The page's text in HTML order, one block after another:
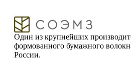
Один из крупнейших
формованного бумажного
России.